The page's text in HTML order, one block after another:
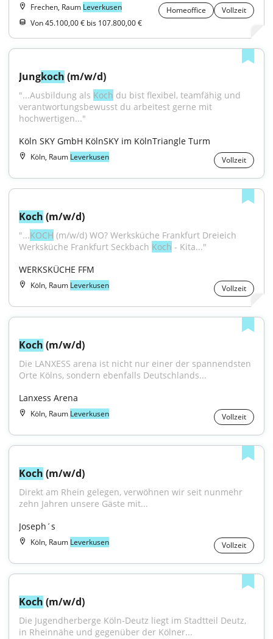
Frechen, Raum Leverkusen Homeoffice
Vollzeit
Von 45.100,00 € bis 107.800,00 €
Jungkoch (m/w/d)
"...Ausbildung als Koch du bist flexibel, teamfähig und
verantwortungsbewusst du arbeitest gerne mit
hochwertigen..."
Köln SKY GmbH KölnSKY im KölnTriangle Turm
Köln, Raum Leverkusen Vollzeit
Koch (m/w/d)
"...KOCH (m/w/d) WO? Werksküche Frankfurt Dreieich
Werksküche Frankfurt Seckbach Koch - Kita..."
WERKSKÜCHE FFM
Köln, Raum Leverkusen Vollzeit
Koch (m/w/d)
Die LANXESS arena ist nicht nur einer der spannendsten
Orte Kölns, sondern ebenfalls Deutschlands...
Lanxess Arena
Köln, Raum Leverkusen Vollzeit
Koch (m/w/d)
Direkt am Rhein gelegen, verwöhnen wir seit nunmehr
zehn Jahren unsere Gäste mit...
Joseph´s
Köln, Raum Leverkusen Vollzeit
Koch (m/w/d)
Die Jugendherberge Köln-Deutz liegt im Stadtteil Deutz,
in Rheinnähe und gegenüber der Kölner...